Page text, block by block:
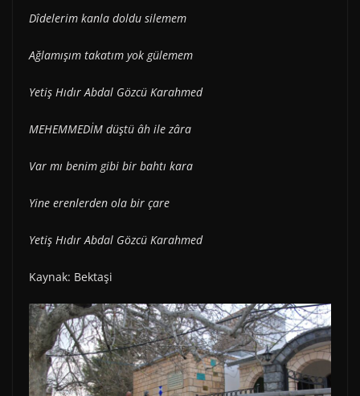
Dîdelerim kanla doldu silemem
Ağlamışım takatım yok gülemem
Yetiş Hıdır Abdal Gözcü Karahmed
MEHEMMEDİM düştü âh ile zâra
Var mı benim gibi bir bahtı kara
Yine erenlerden ola bir çare
Yetiş Hıdır Abdal Gözcü Karahmed
Kaynak: Bektaşi